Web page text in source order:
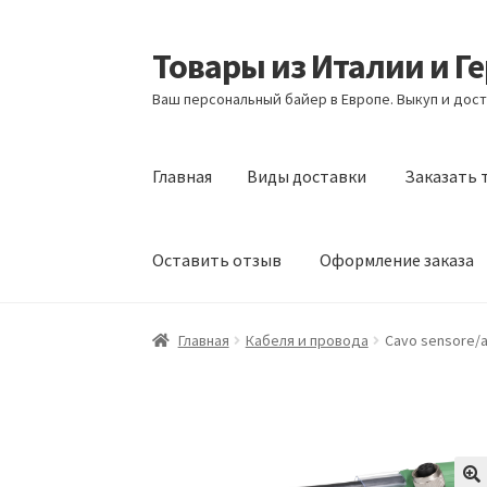
Перейти
к
навигации
Перейти
к
содержимому
Товары из Италии и
Ваш персональный байер в Европе. Выкуп и
Главная Виды доставки Заказать
Оставить отзыв Оформление заказа
Главная Виды доставки Заказать товары
Главная Кабеля и провода Cavo sensore/